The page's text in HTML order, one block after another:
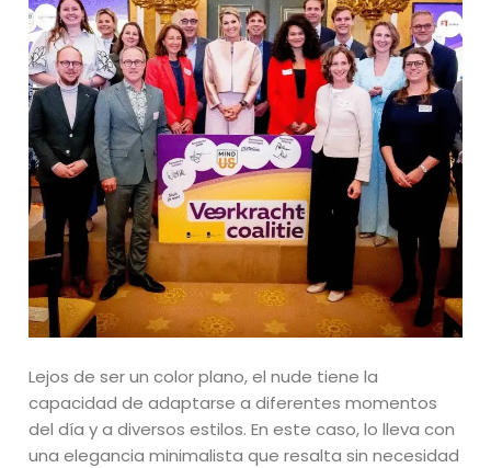
Lejos de ser un color plano, el nude tiene la
capacidad de adaptarse a diferentes momentos
del día y a diversos estilos. En este caso, lo lleva con
una elegancia minimalista que resalta sin necesidad